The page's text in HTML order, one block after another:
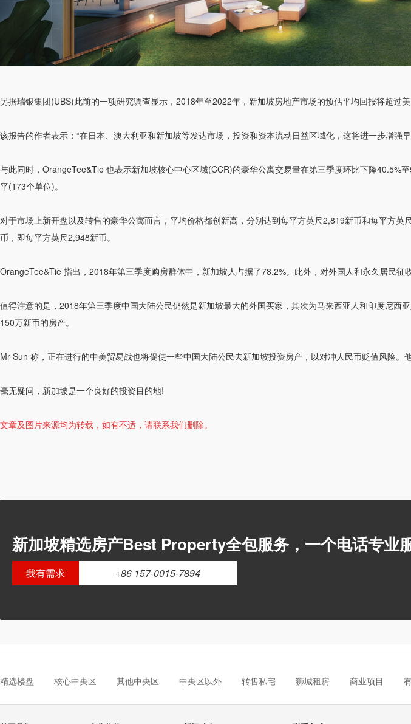
另据瑞银集团(UBS)此前的一项研究调查显示，2018年至2022年，新加坡房地产市场的预估平均回报将超过
该报告的作者表示：“在日本、澳大利亚和新加坡等发达市场，投资和资本流动日益区域化，这将进一步增强
与此同时，OrangeTee&Tie 也表示新加坡核心中心区域(CCR)的豪华公寓交易量在第三季度环比下降
平(173个单位)。
对于市场上新开盘以及转售的豪华公寓而言，平均价格都创新高，分别达到每平方英尺2,819新币和每平方
币，即每平方英尺2,948新币。
OrangeTee&Tie 指出，2018年第三季度购房群体中，新加坡人占据了78.2%。此外，对外国人和永久居民
值得注意的是，2018年第三季度中国大陆公民仍然是新加坡最大的外国买家，其次为马来西亚人和印度尼
150万新币的房产。
Mr Sun 称，正在进行的中美贸易战也将促使一些中国大陆公民去新加坡投资房产，以对冲人民币贬值风险
毫无疑问，新加坡是一个良好的投资目的地!
文章及图片来源均为转载，如有不适，请联系我们删除。
新加坡精选房产Best Property全包服务，一个电话专业
我有需求 +86 157-0015-7894
精选楼盘 核心中央区 其他中央区 中央区以外 转售私宅 狮城租房 商业项目